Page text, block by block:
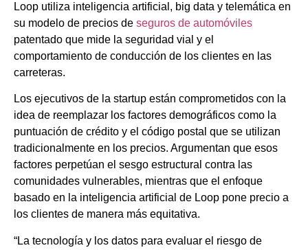
Loop utiliza inteligencia artificial, big data y telemática en
su modelo de precios de seguros de automóviles
patentado que mide la seguridad vial y el
comportamiento de conducción de los clientes en las
carreteras.
Los ejecutivos de la startup están comprometidos con la
idea de reemplazar los factores demográficos como la
puntuación de crédito y el código postal que se utilizan
tradicionalmente en los precios. Argumentan que esos
factores perpetúan el sesgo estructural contra las
comunidades vulnerables, mientras que el enfoque
basado en la inteligencia artificial de Loop pone precio a
los clientes de manera más equitativa.
“La tecnología y los datos para evaluar el riesgo de